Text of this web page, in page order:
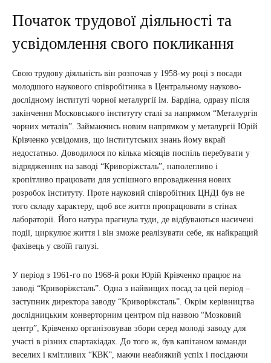
Початок трудової діяльності та
усвідомлення свого покликання
Свою трудову діяльність він розпочав у 1958-му році з посади
молодшого наукового співробітника в Центральному науково-
дослідному інституті чорної металургії ім. Бардіна, одразу після
закінчення Московського інституту сталі за напрямом “Металургія
чорних металів”. Займаючись новим напрямком у металургії Юрій
Крівченко усвідомив, що інститутських знань йому вкрай
недостатньо. Доводилося по кілька місяців поспіль перебувати у
відрядженнях на заводі “Криворіжсталь”, наполегливо і
кропітливо працювати для успішного впровадження нових
розробок інституту. Проте науковий співробітник ЦНДІ був не
того складу характеру, щоб все життя пропрацювати в стінах
лабораторії. Його натура прагнула туди, де відбуваються насичені
події, циркулює життя і він зможе реалізувати себе, як найкращий
фахівець у своїй галузі.
У період з 1961-го по 1968-й роки Юрій Крівченко працює на
заводі “Криворіжсталь”. Одна з найвищих посад за цей період –
заступник директора заводу “Криворіжсталь”. Окрім керівництва
дослідницьким конверторним центром під назвою “Мозковий
центр”, Крівченко організовував збори серед молоді заводу для
участі в різних спартакіадах. До того ж, був капітаном команди
веселих і кмітливих “КВК”, маючи неабиякий успіх і посідаючи